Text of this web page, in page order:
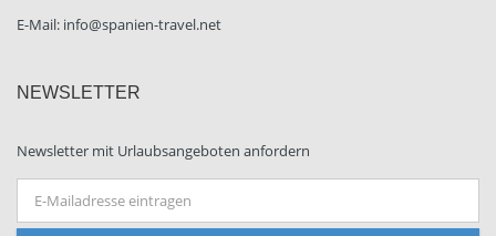
E-Mail: info@spanien-travel.net
NEWSLETTER
Newsletter mit Urlaubsangeboten anfordern